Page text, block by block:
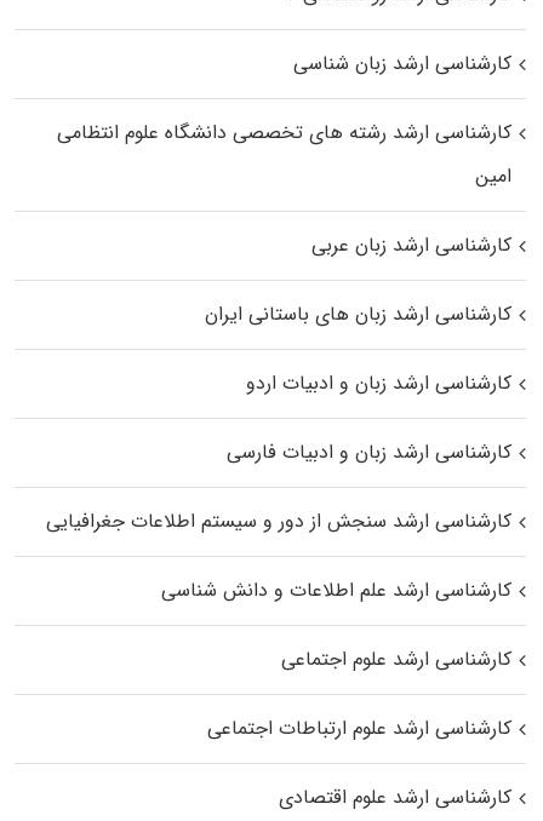
کارشناسی ارشد زبان شناسی
کارشناسی ارشد رﺷﺘﻪ ﻫﺎی تخصصی داﻧﺸﮕﺎه ﻋﻠﻮم انتظامی
اﻣﻴﻦ
کارشناسی ارشد زبان عربی
کارشناسی ارشد زبان‌ های باستانی ایران
کارشناسی ارشد زبان و ادبیات اردو
کارشناسی ارشد زبان و ادبیات فارسی
کارشناسی ارشد سنجش از دور و سیستم اطلاعات جغرافیایی
کارشناسی ارشد علم اطلاعات و دانش شناسی
کارشناسی ارشد علوم اجتماعی
کارشناسی ارشد علوم ارتباطات اجتماعی
کارشناسی ارشد علوم اقتصادی